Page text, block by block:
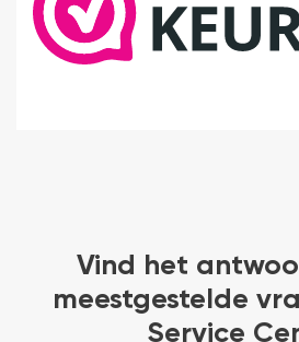
Vind het
meestgestelde
Service